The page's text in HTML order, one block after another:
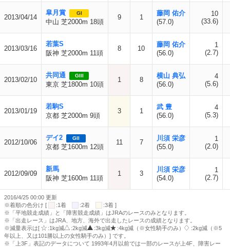
2013/04/14
皐月賞 GI
中山 芝2000m 18頭
9 1
藤岡 佑介
(57.0)
10
(33.6)
2013/03/16
若葉S
阪神 芝2000m 11頭
8 10
藤岡 佑介
(56.0)
1
(2.7)
2013/02/10
共同通 GIII
東京 芝1800m 10頭
1 8
横山 典弘
(56.0)
4
(5.6)
2013/01/19
若駒S
京都 芝2000m 9頭
3 1
武 豊
(56.0)
4
(5.3)
2012/10/06
デイ2 GII
京都 芝1600m 12頭
11 7
川須 栄彦
(55.0)
1
(2.0)
2012/09/09
新馬
阪神 芝1600m 11頭
1 3
川須 栄彦
(54.0)
1
(2.7)
2016/4/25 00:00 更新
※着順の色分け [
:1着 :2着
:3着 ]
※「平地競走成績」と「障害競走成績」はJRAのレースのみとなります。
※「出走レース」はJRA、地方、海外で出走したレースの成績となります。
※減量表示は[
:1kg減 :2kg減 :3kg減 :4kg減（※女性騎手のみ）
:2kg減（※5
年以上、又は101勝以上の女性騎手のみ）] です。
※「上3F」表記のデータについて 1993年4月以前では一部のレースが上4F、障害レー